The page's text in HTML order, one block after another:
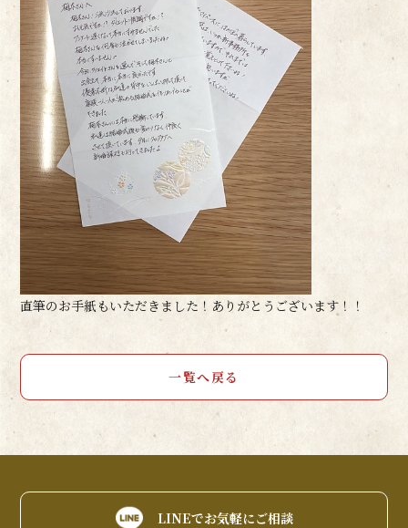
直筆のお手紙もいただきました！ありがとうございます！！
一覧へ戻る
LINEでお気軽にご相談